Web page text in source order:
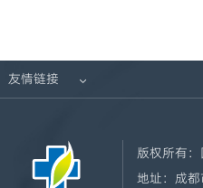
友情链接 
版权所有：
地址： 成